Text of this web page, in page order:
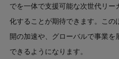
でを一体で支援可能な次世代リ
化することが期待できます。こ
開の加速や、グローバルで事業を
できるようになります。